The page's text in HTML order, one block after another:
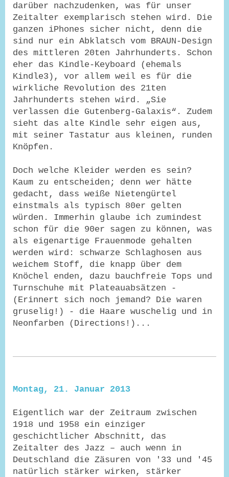
darüber nachzudenken, was für unser
Zeitalter exemplarisch stehen wird. Die
ganzen iPhones sicher nicht, denn die
sind nur ein Abklatsch vom BRAUN-Design
des mittleren 20ten Jahrhunderts. Schon
eher das Kindle-Keyboard (ehemals
Kindle3), vor allem weil es für die
wirkliche Revolution des 21ten
Jahrhunderts stehen wird. „Sie
verlassen die Gutenberg-Galaxis“. Zudem
sieht das alte Kindle sehr eigen aus,
mit seiner Tastatur aus kleinen, runden
Knöpfen.
Doch welche Kleider werden es sein?
Kaum zu entscheiden; denn wer hätte
gedacht, dass weiße Nietengürtel
einstmals als typisch 80er gelten
würden. Immerhin glaube ich zumindest
schon für die 90er sagen zu können, was
als eigenartige Frauenmode gehalten
werden wird: schwarze Schlaghosen aus
weichem Stoff, die knapp über dem
Knöchel enden, dazu bauchfreie Tops und
Turnschuhe mit Plateauabsätzen -
(Erinnert sich noch jemand? Die waren
gruselig!) - die Haare wuschelig und in
Neonfarben (Directions!)...
Montag, 21. Januar 2013
Eigentlich war der Zeitraum zwischen
1918 und 1958 ein einziger
geschichtlicher Abschnitt, das
Zeitalter des Jazz – auch wenn in
Deutschland die Zäsuren von '33 und '45
natürlich stärker wirken, stärker